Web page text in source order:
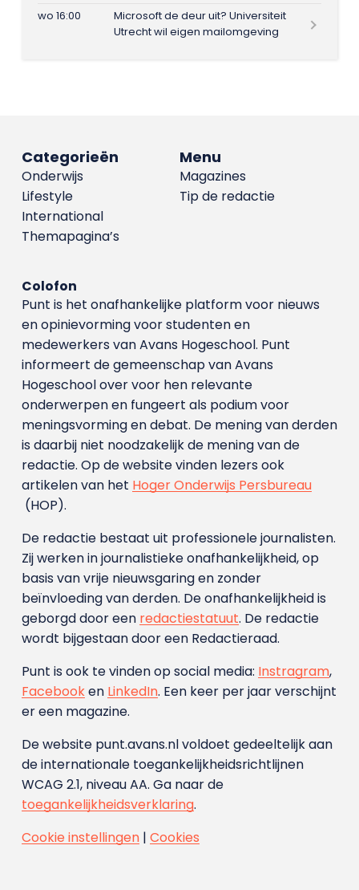
wo 16:00
Microsoft de deur uit? Universiteit
Utrecht wil eigen mailomgeving
Menu
Magazines
Tip de redactie
Categorieën
Onderwijs
Lifestyle
International
Themapagina’s
Colofon
Punt is het onafhankelijke platform voor nieuws
en opinievorming voor studenten en
medewerkers van Avans Hoge­school. Punt
informeert de gemeenschap van Avans
Hogeschool over voor hen relevante
onderwerpen en fungeert als podium voor
meningsvorming en debat. De mening van derden
is daarbij niet noodzakelijk de mening van de
redactie. Op de website vinden lezers ook
artikelen van het Hoger Onderwijs Persbureau
(HOP).
De redactie bestaat uit professionele journalisten.
Zij werken in journalistieke onafhankelijkheid, op
basis van vrije nieuwsgaring en zonder
beïnvloeding van derden. De onafhankelijkheid is
geborgd door een redactiestatuut. De redactie
wordt bijgestaan door een Redactieraad.
Punt is ook te vinden op social media: Instragram,
Facebooken LinkedIn. Een keer per jaar verschijnt
er een magazine.
De website punt.avans.nl voldoet gedeeltelijk aan
de internationale toegankelijkheidsrichtlijnen
WCAG 2.1, niveau AA. Ga naar de
toegankelijkheidsverklaring.
Cookie instellingen| Cookies